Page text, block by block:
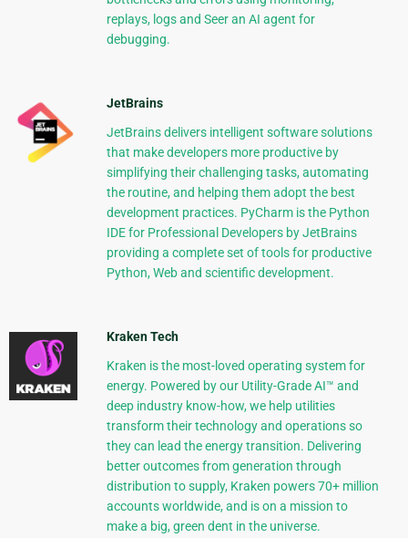
replays, logs and Seer an AI agent for
debugging.
JetBrains
JetBrains delivers intelligent software solutions
that make developers more productive by
simplifying their challenging tasks, automating
the routine, and helping them adopt the best
development practices. PyCharm is the Python
IDE for Professional Developers by JetBrains
providing a complete set of tools for productive
Python, Web and scientific development.
Kraken Tech
Kraken is the most-loved operating system for
energy. Powered by our Utility-Grade AI™ and
deep industry know-how, we help utilities
transform their technology and operations so
they can lead the energy transition. Delivering
better outcomes from generation through
distribution to supply, Kraken powers 70+ million
accounts worldwide, and is on a mission to
make a big, green dent in the universe.